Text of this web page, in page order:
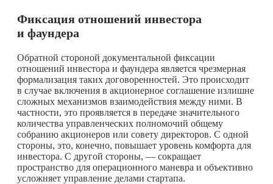
Фиксация отношений инвестора
и фаундера
Обратной стороной документальной фиксации
отношений инвестора и фаундера является чрезмерная
формализация таких договоренностей. Это происходит
в случае включения в акционерное соглашение излишне
сложных механизмов взаимодействия между ними. В
частности, это проявляется в передаче значительного
количества управленческих полномочий общему
собранию акционеров или совету директоров. С одной
стороны, это, конечно, повышает уровень комфорта для
инвестора. С другой стороны, — сокращает
пространство для операционного маневра и объективно
усложняет управление делами стартапа.